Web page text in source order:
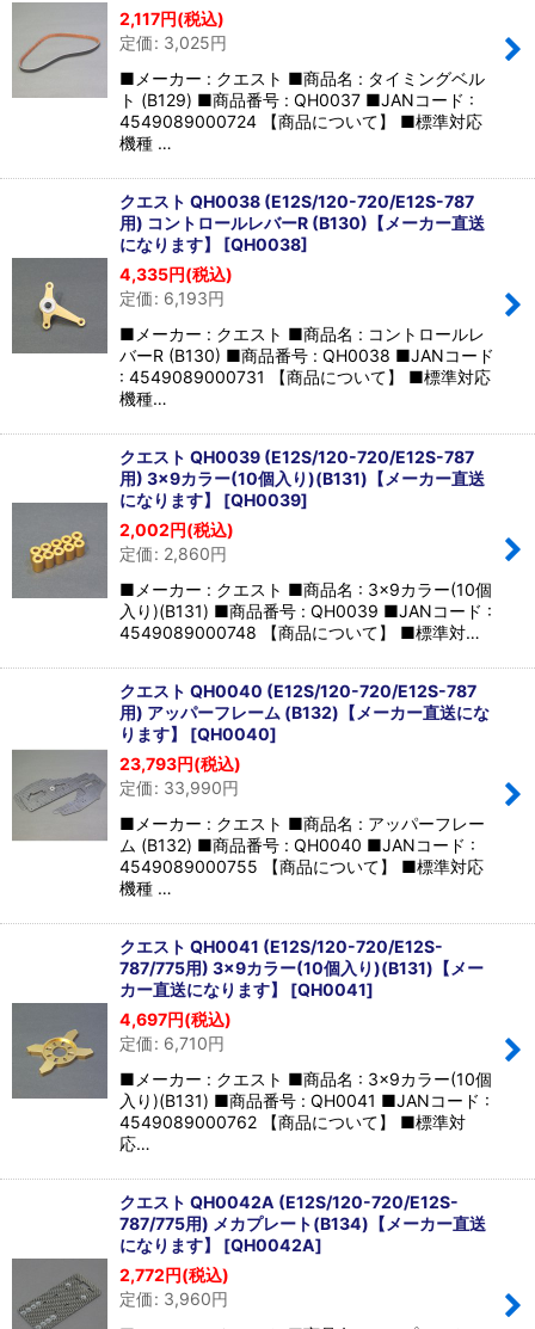
2,117円(税込)
定価: 3,025円
■メーカー : クエスト ■商品名 : タイミングベル
ト (B129) ■商品番号 : QH0037 ■JANコード :
4549089000724 【商品について】 ■標準対応
機種 …
クエスト QH0038 (E12S/120-720/E12S-787
用) コントロールレバーR (B130)【メーカー直送
になります】 [QH0038]
4,335円(税込)
定価: 6,193円
■メーカー : クエスト ■商品名 : コントロールレ
バーR (B130) ■商品番号 : QH0038 ■JANコード
: 4549089000731 【商品について】 ■標準対応
機種…
クエスト QH0039 (E12S/120-720/E12S-787
用) 3×9カラー(10個入り)(B131)【メーカー直送
になります】 [QH0039]
2,002円(税込)
定価: 2,860円
■メーカー : クエスト ■商品名 : 3×9カラー(10個
入り)(B131) ■商品番号 : QH0039 ■JANコード :
4549089000748 【商品について】 ■標準対…
クエスト QH0040 (E12S/120-720/E12S-787
用) アッパーフレーム (B132)【メーカー直送にな
ります】 [QH0040]
23,793円(税込)
定価: 33,990円
■メーカー : クエスト ■商品名 : アッパーフレー
ム (B132) ■商品番号 : QH0040 ■JANコード :
4549089000755 【商品について】 ■標準対応
機種 …
クエスト QH0041 (E12S/120-720/E12S-
787/775用) 3×9カラー(10個入り)(B131)【メー
カー直送になります】 [QH0041]
4,697円(税込)
定価: 6,710円
■メーカー : クエスト ■商品名 : 3×9カラー(10個
入り)(B131) ■商品番号 : QH0041 ■JANコード :
4549089000762 【商品について】 ■標準対
応…
クエスト QH0042A (E12S/120-720/E12S-
787/775用) メカプレート(B134)【メーカー直送
になります】
[QH0042A]
2,772円(税込)
定価: 3,960円